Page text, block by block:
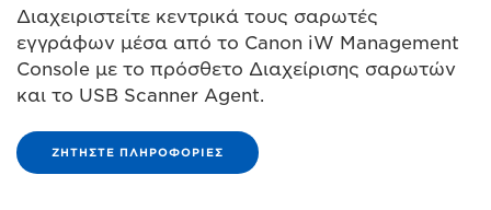
Διαχειριστείτε κεντρικά τους σαρωτές
εγγράφων μέσα από το Canon iW Management
Console με το πρόσθετο Διαχείρισης σαρωτών
και το USB Scanner Agent.
ΖΗΤΉΣΤΕ ΠΛΗΡΟΦΟΡΊΕΣ